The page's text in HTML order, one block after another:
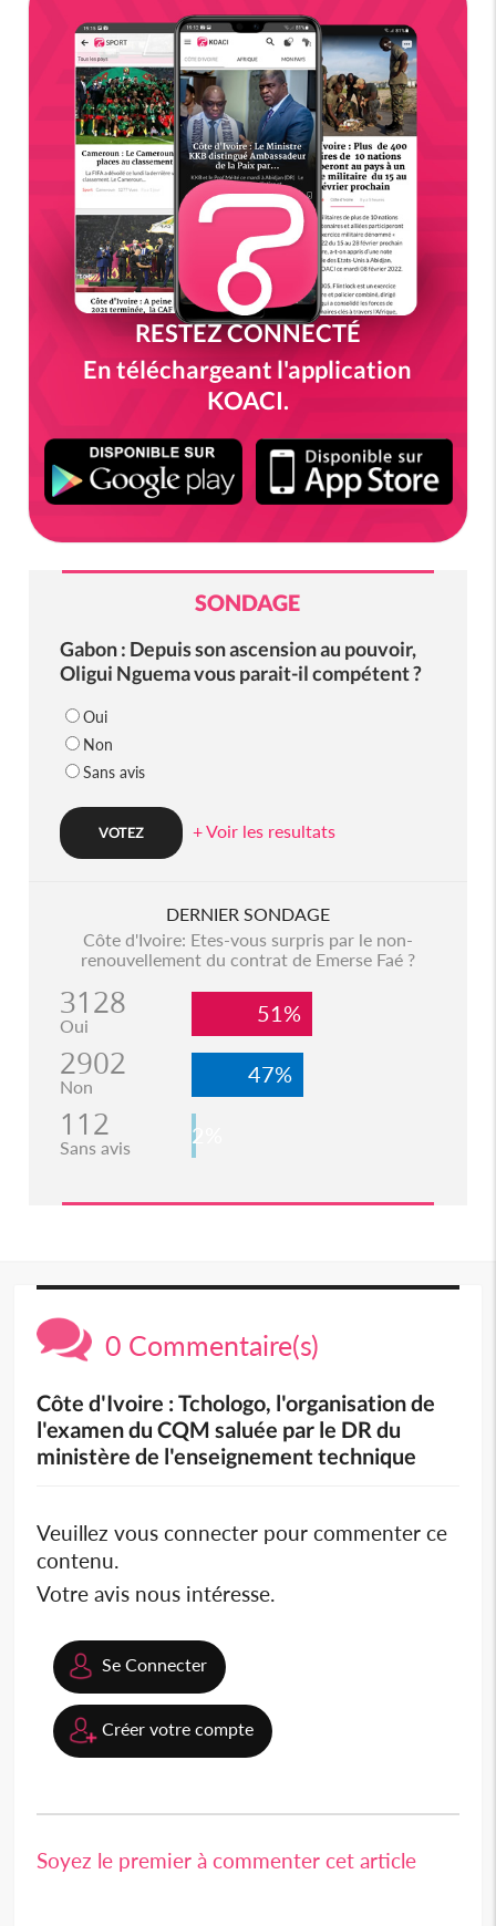
RESTEZ CONNECTÉ
En téléchargeant l'application
KOACI.
SONDAGE
Gabon : Depuis son ascension au pouvoir,
Oligui Nguema vous parait-il compétent ?
Oui
Non
Sans avis
+ Voir les resultats
DERNIER SONDAGE
Côte d'Ivoire: Etes-vous surpris par le non-
renouvellement du contrat de Emerse Faé ?
3128
Oui 51%
2902
Non 47%
112
Sans avis 2%
0 Commentaire(s)
Côte d'Ivoire : Tchologo, l'organisation de
l'examen du CQM saluée par le DR du
ministère de l'enseignement technique
Veuillez vous connecter pour commenter ce
contenu.
Votre avis nous intéresse.
Se Connecter
Créer votre compte
Soyez le premier à commenter cet article